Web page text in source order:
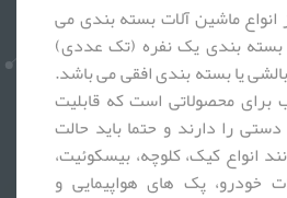
انواع ماشین آلات بسته بندی می
بندی یک نفره (تک عددی)
یا بسته بندی افقی می باشد.
برای محصولاتی است که قابلیت
را دارند و حتما باید حالت
انواع کیک، کلوچه، بیسکوئیت،
خودرو، پک های هواپیمایی و